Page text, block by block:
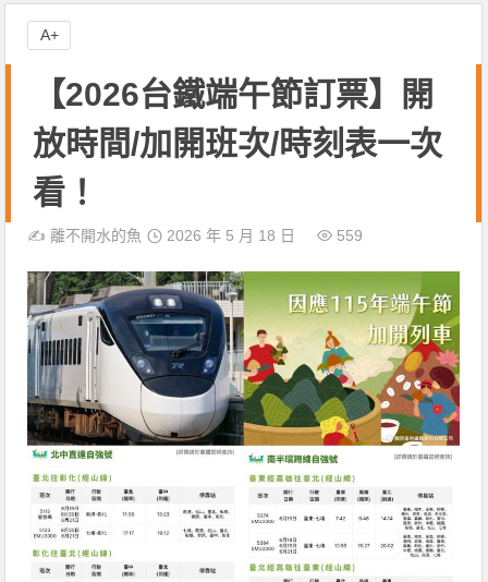
【2026台鐵端午節訂票】開
放時間/加開班次/時刻表一次
看！
✍️離不開水的魚 2026 年 5 月 18 日 559
A+